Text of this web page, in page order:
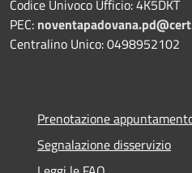
Codice Univoco Ufficio: 4K5DKT
PEC:
Centralino Unico: 0498952102
Prenotazione
Segnalazione disservizio